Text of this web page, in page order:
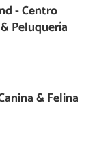
- Centro
Peluquería
& Felina